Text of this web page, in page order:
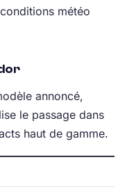
météo
annoncé,
le passage dans
haut de gamme.